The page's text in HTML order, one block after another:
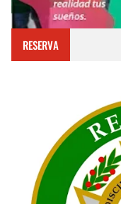
RESERVA